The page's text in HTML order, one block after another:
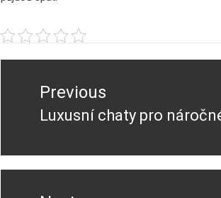
Navigace
příspěvek
Previous
Previous
Luxusní chaty pro